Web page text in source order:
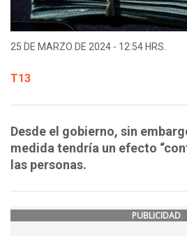
25 DE MARZO DE 2024 - 12:54 HRS.
T13
Desde el gobierno, sin
medida tendría un efecto
las personas.
PUBLICIDAD